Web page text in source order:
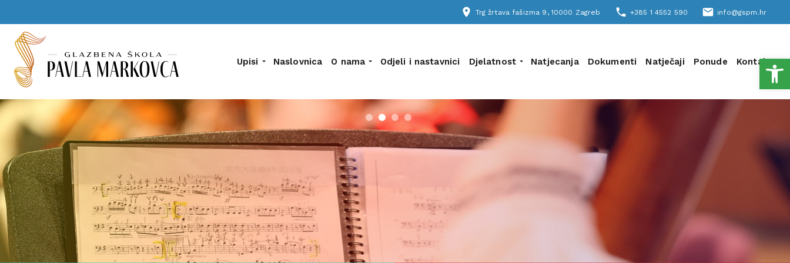
place Trg žrtava fašizma 9, 10000 Zagreb phone +385 1 4552 590 email info@gspm.hr
Upisi Naslovnica O nama Odjeli i nastavnici Djelatnost Natjecanja Dokumenti Natječaji Ponude Kontakt